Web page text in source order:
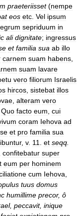
praeteriisset(nempe
eos etc Vel ipsum
sepriduum in
ali dignitate; ingressus
et familia sua ab illo
carnem suam habens
suam lavare
vero filiorum Israelis
hircos sistebat illos
alteram vero
Quo facto eum cui
coram Iehova ad
se et pro familia sua
, v. 11 et seqq
confitebatur super
eum per hominem
cum Iehova
tuus domus
humillime precor, ô
, peccavit, inique